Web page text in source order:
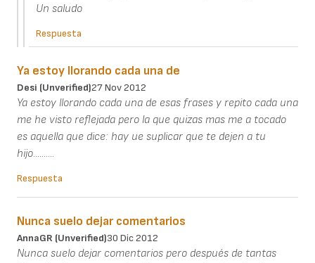
Un saludo
Respuesta
Ya estoy llorando cada una de
Desi (unverified)27 Nov 2012
Ya estoy llorando cada una de esas frases y repito cada una
me he visto reflejada pero la que quizas mas me a tocado
es aquella que dice: hay ue suplicar que te dejen a tu
hijo..........
Respuesta
Nunca suelo dejar comentarios
AnnaGR (unverified)30 Dic 2012
Nunca suelo dejar comentarios pero después de tantas